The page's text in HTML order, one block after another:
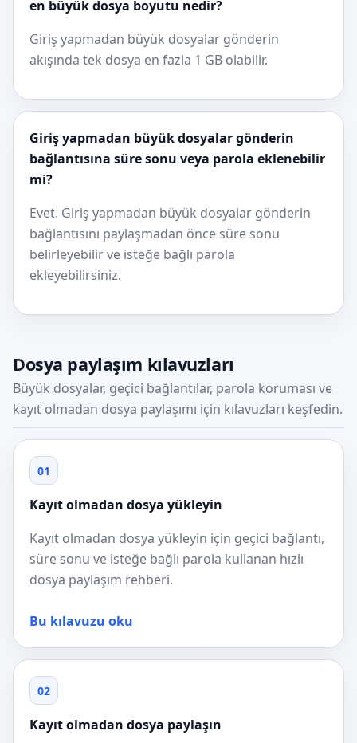
en büyük dosya boyutu nedir?
Giriş yapmadan büyük dosyalar gönderin
akışında tek dosya en fazla 1 GB olabilir.
Giriş yapmadan büyük dosyalar gönderin
bağlantısına süre sonu veya parola eklenebilir
mi?
Evet. Giriş yapmadan büyük dosyalar gönderin
bağlantısını paylaşmadan önce süre sonu
belirleyebilir ve isteğe bağlı parola
ekleyebilirsiniz.
Dosya paylaşım kılavuzları
Büyük dosyalar, geçici bağlantılar, parola koruması ve
kayıt olmadan dosya paylaşımı için kılavuzları keşfedin.
01
Kayıt olmadan dosya yükleyin
Kayıt olmadan dosya yükleyin için geçici bağlantı,
süre sonu ve isteğe bağlı parola kullanan hızlı
dosya paylaşım rehberi.
Bu kılavuzu oku
02
Kayıt olmadan dosya paylaşın